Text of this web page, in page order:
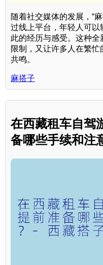
随着社交媒体的发展，“
过线上平台，年轻人可
此的经历与感受。这种
限制，又让许多人在繁
共鸣。
麻搭子
在西藏租车自驾
备哪些手续和注